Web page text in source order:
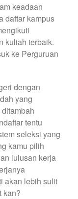
keadaan
daftar kampus
kuliah terbaik.
ke Perguruan
dengan
yang
tentu
seleksi yang
kamu pilih
lulusan kerja
akan lebih sulit
kan?